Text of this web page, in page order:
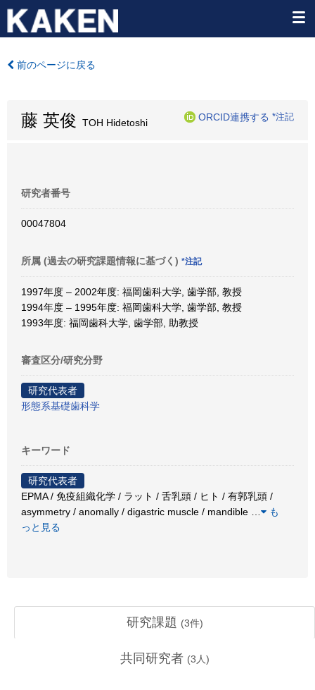
前のページに戻る
藤 英俊 TOH Hidetoshi
ORCID連携する *注記
研究者番号
00047804
所属 (過去の研究課題情報に基づく) *注記
1997年度 – 2002年度: 福岡歯科大学, 歯学部, 教授
1994年度 – 1995年度: 福岡歯科大学, 歯学部, 教授
1993年度: 福岡歯科大学, 歯学部, 助教授
審査区分/研究分野
研究代表者
形態系基礎歯科学
キーワード
研究代表者
EPMA / 免疫組織化学 / ラット / 舌乳頭 / ヒト / 有郭乳頭 /
asymmetry / anomally / digastric muscle / mandible
も
っと見る
研究課題 (3件)
共同研究者 (3 人)